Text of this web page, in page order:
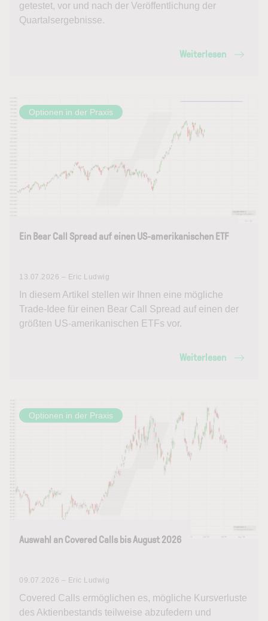
getestet, vor und nach der Veröffentlichung der
Quartalsergebnisse.
Weiterlesen
Optionen in der Praxis
Ein Bear Call Spread auf einen US-amerikanischen ETF
13.07.2026 – Eric Ludwig
In diesem Artikel stellen wir Ihnen eine mögliche
Trade-Idee für einen Bear Call Spread auf einen der
größten US-amerikanischen ETFs vor.
Weiterlesen
Optionen in der Praxis
Auswahl an Covered Calls bis August 2026
09.07.2026 – Eric Ludwig
Covered Calls ermöglichen es, mögliche Kursverluste
des Aktienbestands teilweise abzufedern und